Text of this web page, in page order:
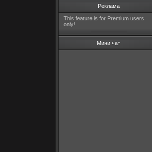
Реклама
This feature is for Premium users
only!
Мини чат